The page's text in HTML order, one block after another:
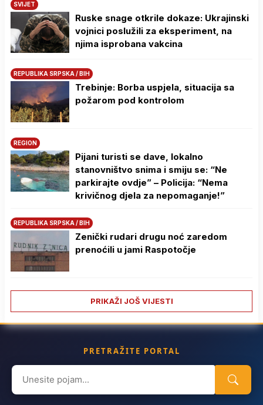
SVIJET
Ruske snage otkrile dokaze: Ukrajinski
vojnici poslužili za eksperiment, na
njima isprobana vakcina
REPUBLIKA SRPSKA / BIH
Trebinje: Borba uspjela, situacija sa
požarom pod kontrolom
REGION
Pijani turisti se dave, lokalno
stanovništvo snima i smiju se: “Ne
parkirajte ovdje” – Policija: “Nema
krivičnog djela za nepomaganje!”
REPUBLIKA SRPSKA / BIH
Zenički rudari drugu noć zaredom
prenoćili u jami Raspotočje
PRIKAŽI JOŠ VIJESTI
PRETRAŽITE PORTAL
Search
for: